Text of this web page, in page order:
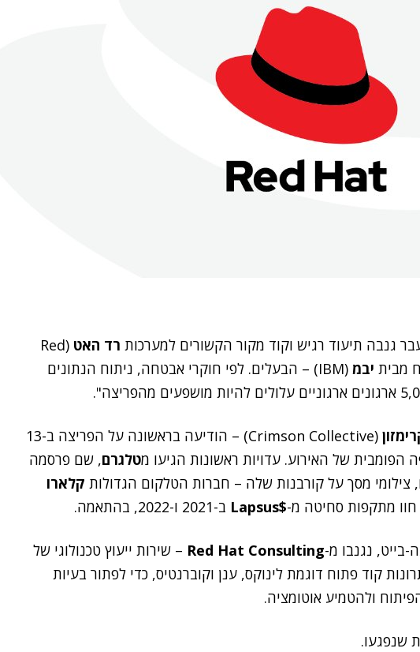
גנבה תיעוד רגיש וקוד מקור הקשורים למערכות רד האט (Red
יבמ
(IBM) – הבעלים. לפי חוקרי אבטחה, ניתוח הנתונים
(Crimson Collective) – הודיעה בראשונה על הפריצה ב-13
של האירוע. עדויות ראשונות הגיעו מטלגרם, שם פרסמה
קלארו
$Lapsus ב-2021 ו-2022, בהתאמה.
בייט, נגנבו מ-Red Hat Consulting – שירות ייעוץ טכנולוגי של
קוד פתוח דוגמת לינוקס, ענן וקוברנטיס, כדי לפתור בעיות
ולהטמיע אוטומציה.
שנפגעו.